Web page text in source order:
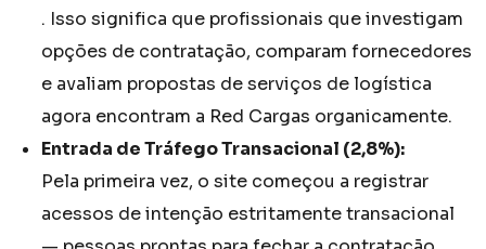
. Isso significa que profissionais que investigam
opções de contratação, comparam fornecedores
e avaliam propostas de serviços de logística
agora encontram a Red Cargas organicamente.
Entrada de Tráfego Transacional (2,8%):
Pela primeira vez, o site começou a registrar
acessos de intenção estritamente transacional